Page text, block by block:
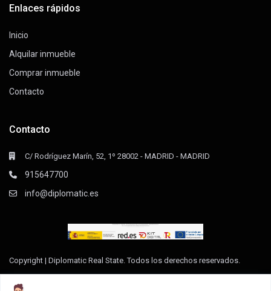
Enlaces rápidos
Inicio
Alquilar inmueble
Comprar inmueble
Contacto
Contacto
C/ Rodríguez Marín, 52, 1º 28002 - MADRID - MADRID
915647700
info@diplomatic.es
Copyright | Diplomatic Real State. Todos los derechos reservados.
Declaración de Accesibilidad